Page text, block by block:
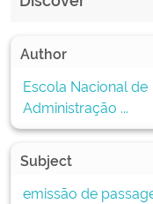
Author
Escola Nacional de
Administração ...
Subject
emissão de